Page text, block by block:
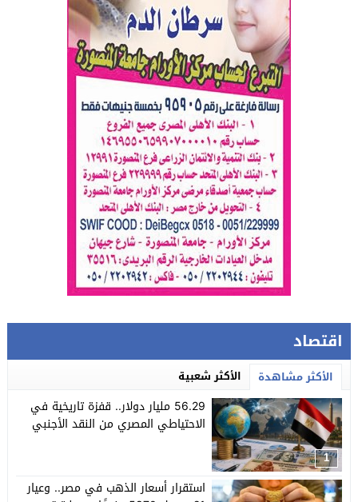
اقتصاد
الأكثر مشاهدة الأكثر شعبية
1
56.29 مليار دولار.. قفزة تاريخية في
الاحتياطي المصري من النقد الأجنبي
استقرار أسعار الذهب في مصر.. وعيار